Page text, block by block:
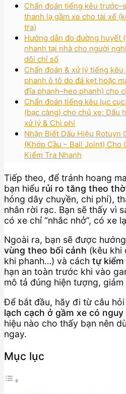
Chẩn đoán tiếng kêu
thanh lạ gầm xe cho tài xế
tra)
Hướng dẫn đo đường huyết
nhanh tại nhà cho người
dõi chỉ số
Chẩn đoán & xử lý tiếng
phanh ô tô do đá kẹt hoặc
đĩa phanh–heo phanh) cho
Chẩn đoán tiếng kêu lục
(bạc càng) cho chủ xe: Dấu
xử lý & Chi phí
Nhận Biết Dấu Hiệu Rotuyn
(Khớp Cầu – Ball Joint) Cho
Kiểm Tra Nhanh
Tiếp theo, để tránh hoang
bạn hiểu rủi ro tăng theo
hỏng dây chuyền, chi phí),
nhân rời rạc. Bạn sẽ thấy vì
có xe chỉ “nhắc nhở”, có xe
Ngoài ra, bạn sẽ được
vùng theo bối cảnh (kêu khi
khi phanh…) và cách tự
hạn an toàn trước khi vào
mô tả đúng hiện tượng, giảm
Để bắt đầu, hãy đi từ câu
lạch cạch ở gầm xe có
hiệu nào cho thấy bạn nên
ngay.
Mục lục